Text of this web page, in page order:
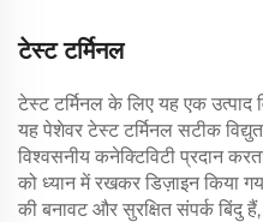
टेस्ट टर्मिनल
टेस्ट टर्मिनल के लिए यह एक उत्पाद
यह पेशेवर टेस्ट टर्मिनल सटीक
विश्वसनीय कनेक्टिविटी प्रदान
को ध्यान में रखकर डिज़ाइन किया
की बनावट और सुरक्षित संपर्क बिंदु